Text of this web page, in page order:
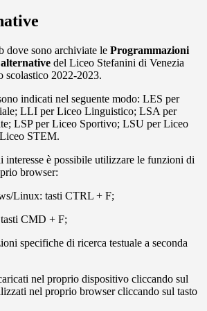
dove sono archiviate le Programmazioni
del Liceo Stefanini di Venezia
scolastico 2022-2023.
indicati nel seguente modo: LES per
LLI per Liceo Linguistico; LSA per
LSP per Liceo Sportivo; LSU per Liceo
STEM.
interesse è possibile utilizzare le funzioni di
browser:
Linux: tasti CTRL + F;
CMD + F;
specifiche di ricerca testuale a seconda
nel proprio dispositivo cliccando sul
nel proprio browser cliccando sul tasto